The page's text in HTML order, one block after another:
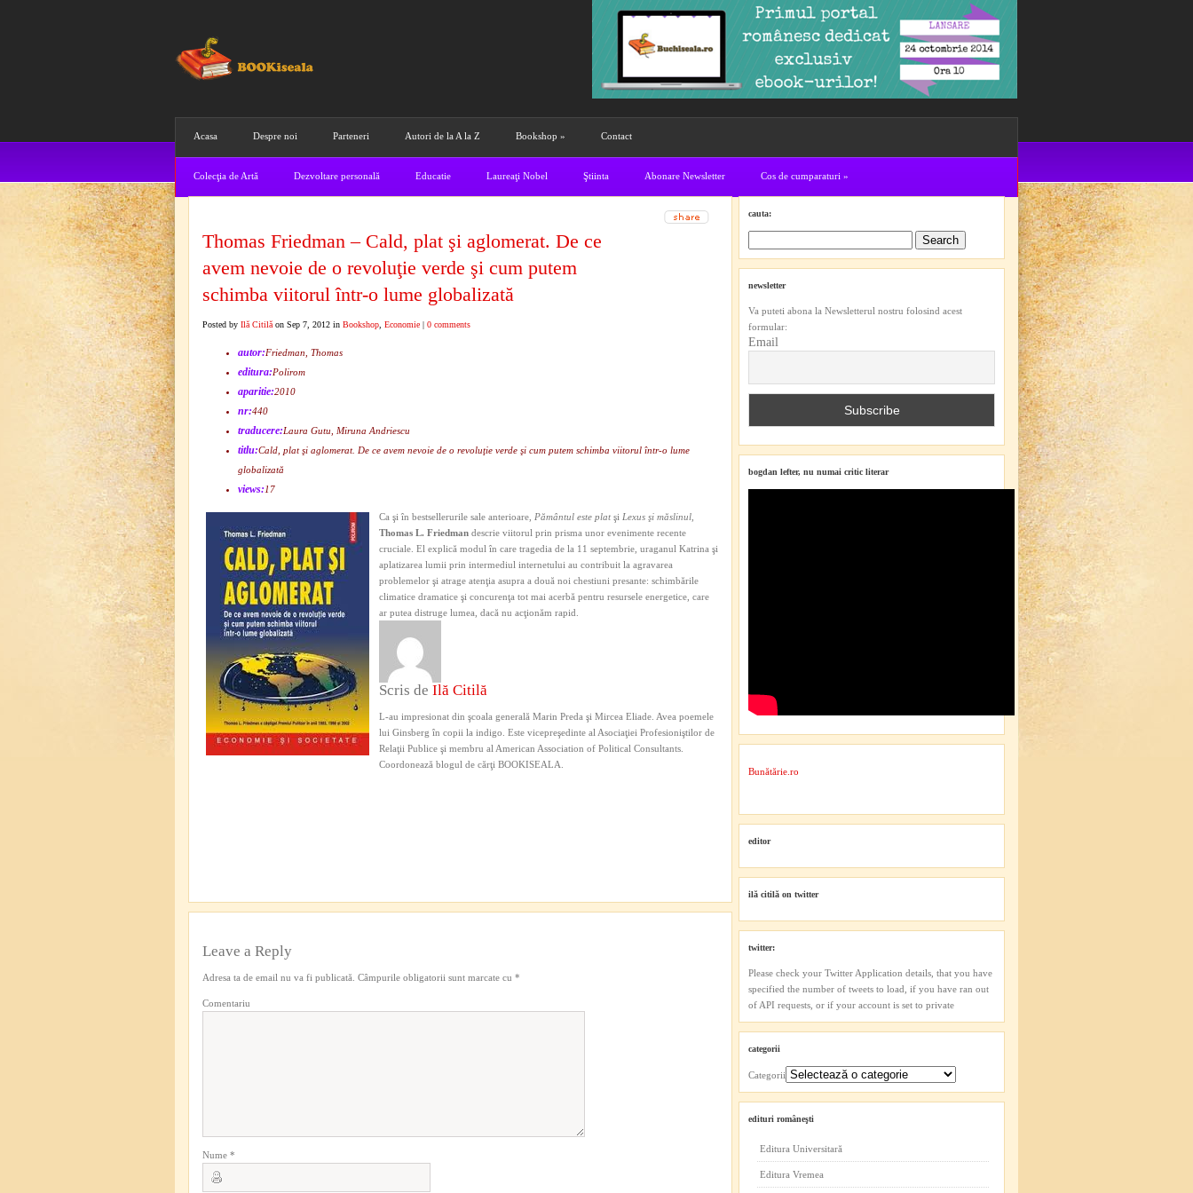
Acasa Despre noi Parteneri Autori de la A la Z Bookshop » Contact
Colecţia de Artă Dezvoltare personală Educatie Laureaţi Nobel Ştiinta Abonare Newsletter Cos de cumparaturi »
Thomas Friedman – Cald, plat şi aglomerat. De ce
avem nevoie de o revoluţie verde şi cum putem
schimba viitorul într-o lume globalizată
Posted by Ilă Citilă on Sep 7, 2012 in Bookshop Economie | 0 comments
autor:Friedman, Thomas
editura:Polirom
aparitie:2010
nr:440
traducere:Laura Gutu, Miruna Andriescu
titlu:Cald, plat şi aglomerat. De ce avem nevoie de o revoluţie verde şi cum putem schimba viitorul într-o lume
globalizată
views:17
Ca şi în bestsellerurile sale anterioare, Pământul este plat şi Lexus şi măslinul
Thomas L. Friedman descrie viitorul prin prisma unor evenimente recente
cruciale. El explică modul în care tragedia de la 11 septembrie, uraganul Katrina şi
aplatizarea lumii prin intermediul internetului au contribuit la agravarea
problemelor şi atrage atenţia asupra a două noi chestiuni presante: schimbările
climatice dramatice şi concurenţa tot mai acerbă pentru resursele energetice, care
ar putea distruge lumea, dacă nu acţionăm rapid.
Scris de Ilă Citilă
L-au impresionat din şcoala generală Marin Preda şi Mircea Eliade. Avea poemele
lui Ginsberg în copii la indigo. Este vicepreşedinte al Asociaţiei Profesioniştilor de
Relaţii Publice şi membru al American Association of Political Consultants.
Coordonează blogul de cărţi BOOKISEALA.
Leave a Reply
Adresa ta de email nu va fi publicată. Câmpurile obligatorii sunt marcate cu *
Comentariu
Nume *
cauta:
newsletter
Va puteti abona la Newsletterul nostru folosind acest
formular:
Email
bogdan lefter, nu numai critic literar
Bunătărie.ro
editor
ilă citilă on twitter
twitter:
Please check your Twitter Application details, that you have
specified the number of tweets to load, if you have ran out
of API requests, or if your account is set to private
categorii
Categorii
edituri româneşti
Editura Universitară
Editura Vremea